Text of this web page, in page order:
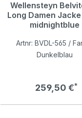
Wellensteyn
Long Damen
midnightblue
Artnr: BVDL-565 /
Dunkelblau
Regulärer
259,50 €